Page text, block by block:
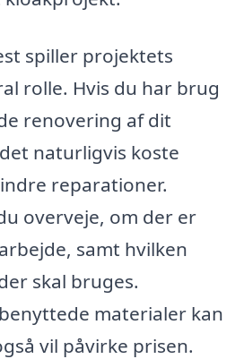
spiller projektets
rolle. Hvis du har brug
renovering af dit
naturligvis koste
reparationer.
overveje, om der er
samt hvilken
skal bruges.
materialer kan
vil påvirke prisen.